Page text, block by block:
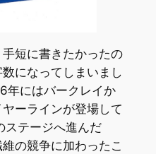
短に書きたかったの
になってしまいまし
年にはバークレイか
ーラインが登場して
ステージへ進んだ
の競争に加わったこ